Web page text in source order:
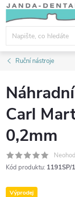
Přejít
obsah
Ruční nástroje
Carl
0,2mm
Kód produktu: 1191SP/1
Výprodej